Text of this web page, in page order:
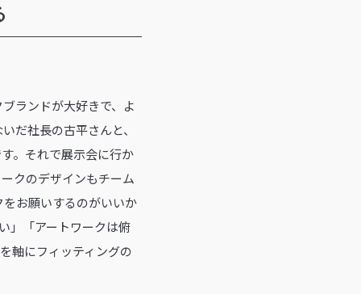
ランドが大好きで、よ
だ社長の古平さんと、
。それで展示会に行か
クのデザインもチーム
お願いするのがいいか
」「アートワークは俯
軸にフィッティングの